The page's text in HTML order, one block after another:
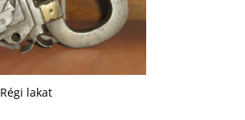
Régi lakat